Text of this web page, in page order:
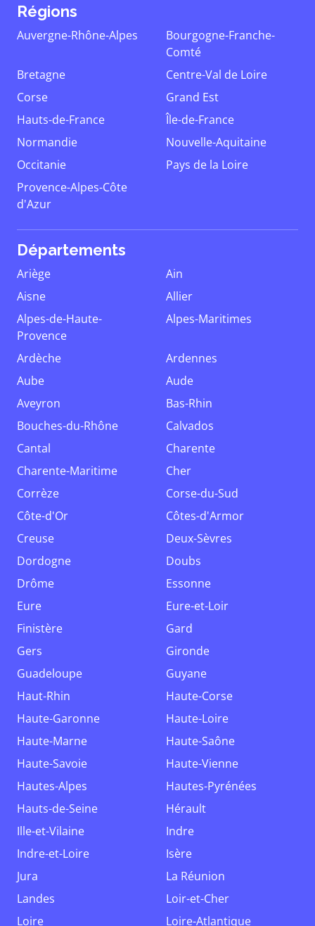
Régions
Auvergne-Rhône-Alpes
Bourgogne-Franche-
Comté
Bretagne
Centre-Val de Loire
Corse
Grand Est
Hauts-de-France
Île-de-France
Normandie
Nouvelle-Aquitaine
Occitanie
Pays de la Loire
Provence-Alpes-Côte
d'Azur
Départements
Ariège
Ain
Aisne
Allier
Alpes-de-Haute-
Provence
Alpes-Maritimes
Ardèche
Ardennes
Aube
Aude
Aveyron
Bas-Rhin
Bouches-du-Rhône
Calvados
Cantal
Charente
Charente-Maritime
Cher
Corrèze
Corse-du-Sud
Côte-d'Or
Côtes-d'Armor
Creuse
Deux-Sèvres
Dordogne
Doubs
Drôme
Essonne
Eure
Eure-et-Loir
Finistère
Gard
Gers
Gironde
Guadeloupe
Guyane
Haut-Rhin
Haute-Corse
Haute-Garonne
Haute-Loire
Haute-Marne
Haute-Saône
Haute-Savoie
Haute-Vienne
Hautes-Alpes
Hautes-Pyrénées
Hauts-de-Seine
Hérault
Ille-et-Vilaine
Indre
Indre-et-Loire
Isère
Jura
La Réunion
Landes
Loir-et-Cher
Loire
Loire-Atlantique